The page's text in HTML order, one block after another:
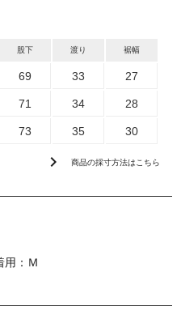
股下 渡り 裾幅
69 33 27
71 34 28
73 35 30
chevron_right 商品の採寸方法はこちら
用：Ｍ